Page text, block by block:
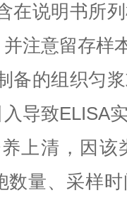
在说明书所
注意留存样
备的组织匀
导致ELISA
上清，因该
数量、采样